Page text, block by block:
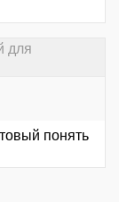
для
понять